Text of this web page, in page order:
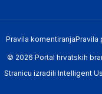
Pravila komentiranjaPravila
© 2026 Portal hrvatskih
Stranicu izradili Intelligent